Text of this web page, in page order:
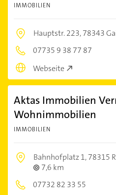
IMMOBILIEN
Hauptstr. 223,78343
07735 9 38 77 87
Webseite
Aktas Immobilien
Wohnimmobilien
IMMOBILIEN
Bahnhofplatz 1,78315
7,6 km
07732 82 33 55